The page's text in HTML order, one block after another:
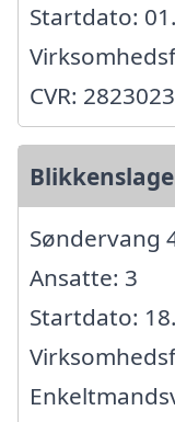
Startdato:
CVR:
Søndervang
Ansatte: 3
Startdato: